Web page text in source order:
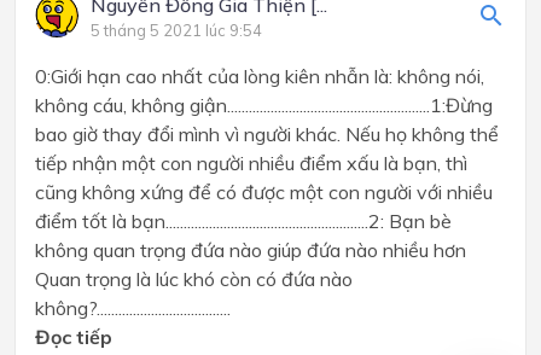
5 tháng 5 2021 lúc 9:54
0:Giới hạn cao nhất của lòng kiên nhẫn là: không nói,
không cáu, không giận........................................................1:Đừng
bao giờ thay đổi mình vì người khác. Nếu họ không thể
tiếp nhận một con người nhiều điểm xấu là bạn, thì
cũng không xứng để có được một con người với nhiều
điểm tốt là bạn........................................................2: Bạn bè
không quan trọng đứa nào giúp đứa nào nhiều hơn
Quan trọng là lúc khó còn có đứa nào
không?.....................................
Đọc tiếp